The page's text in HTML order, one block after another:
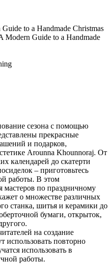
Modern Guide to a Handmade
сезона с помощью
прекрасные
и подарков,
Arounna Khounnoraj. От
календарей до скатерти
– приготовьтесь
работы. В этом
мастеров по праздничному
о множестве различных
станка, шитья и керамики до
бумаги, открыток,
на создание
использовать повторно
использовать в
работы.